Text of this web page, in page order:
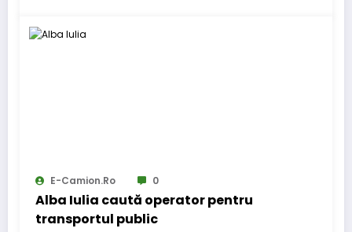
E-Camion.ro 0
Alba Iulia caută operator pentru
transportul public